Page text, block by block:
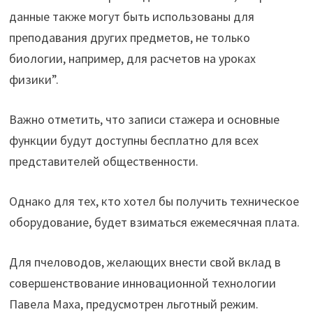
данные также могут быть использованы для
преподавания других предметов, не только
биологии, например, для расчетов на уроках
физики”.
Важно отметить, что записи стажера и основные
функции будут доступны бесплатно для всех
представителей общественности.
Однако для тех, кто хотел бы получить техническое
оборудование, будет взиматься ежемесячная плата.
Для пчеловодов, желающих внести свой вклад в
совершенствование инновационной технологии
Павела Маха, предусмотрен льготный режим.